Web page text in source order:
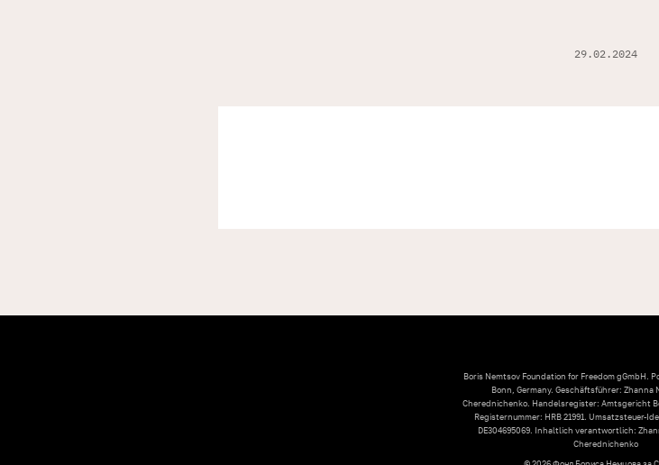
29.02.2024
Boris Nemtsov Foundation for Freedom gGmbH.
Bonn, Germany. Geschäftsführer: Zhanna
Cherednichenko. Handelsregister: Amtsgericht
Registernummer: HRB 21991. Umsatzsteuer-
DE304695069. Inhaltlich verantwortlich:
Cherednichenko